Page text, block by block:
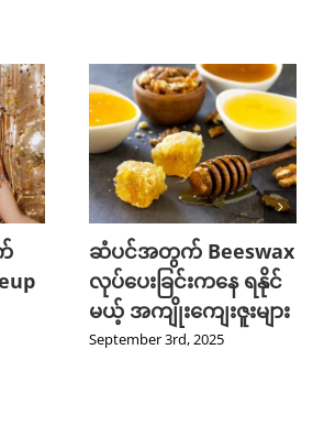
ဆံပင်အတွက် Beeswax
လုပ်ပေးခြင်းကနေ ရနိုင်
မယ့် အကျိုးကျေးဇူးများ
September 3rd, 2025